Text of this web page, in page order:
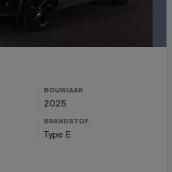
BOUWJAAR
2025
BRANDSTOF
Type E